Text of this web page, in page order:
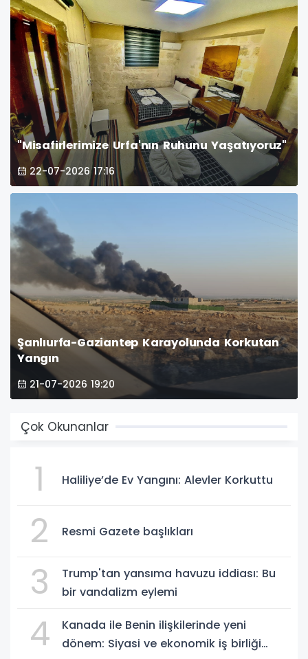
"Misafirlerimize Urfa'nın Ruhunu Yaşatıyoruz"
22-07-2026 17:16
Şanlıurfa-Gaziantep Karayolunda Korkutan
Yangın
21-07-2026 19:20
Çok Okunanlar
1 Haliliye’de Ev Yangını: Alevler Korkuttu
2 Resmi Gazete başlıkları
3
Trump'tan yansıma havuzu iddiası: Bu
bir vandalizm eylemi
4
Kanada ile Benin ilişkilerinde yeni
dönem: Siyasi ve ekonomik iş birliği